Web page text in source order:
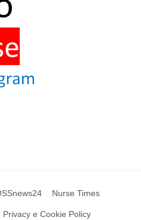
Nurse Times
Privacy e Cookie Policy